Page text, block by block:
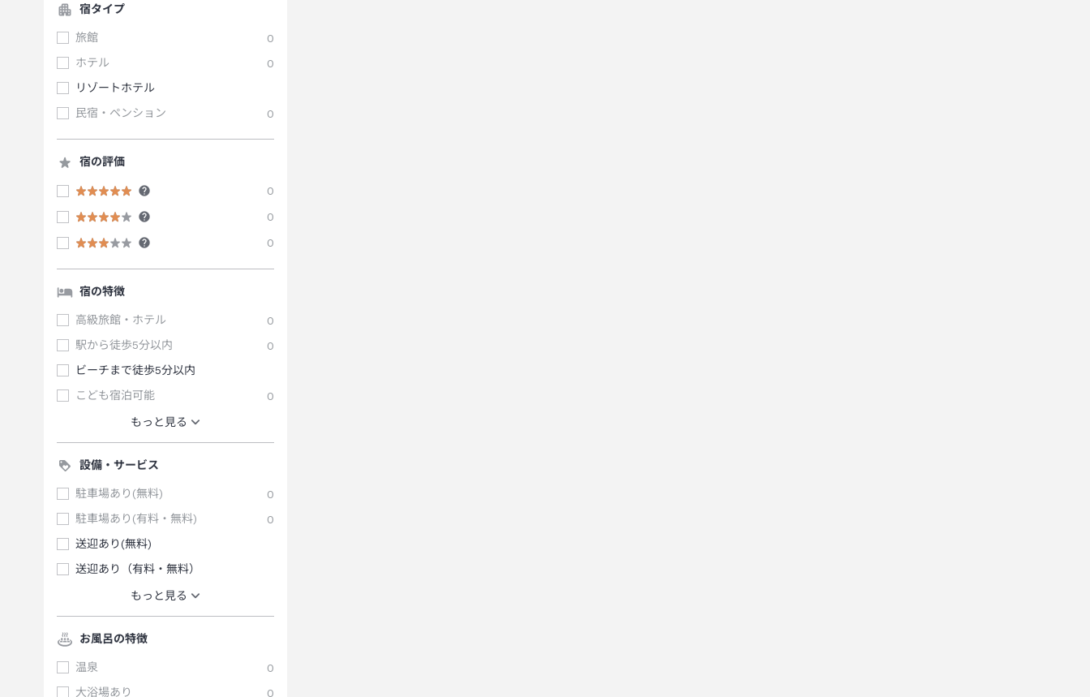
宿タイプ
旅館
0
ホテル
0
リゾートホテル
民宿・ペンション
0
宿の評価
0
0
0
宿の特徴
高級旅館・ホテル
0
駅から徒歩5分以内
0
ビーチまで徒歩5分以内
こども宿泊可能
0
もっと見る
設備・サービス
駐車場あり(無料)
0
駐車場あり(有料・無料)
0
送迎あり(無料)
送迎あり（有料・無料）
もっと見る
お風呂の特徴
温泉
0
大浴場あり
0